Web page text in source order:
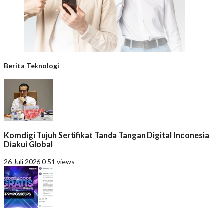
Berita Teknologi
Komdigi Tujuh Sertifikat Tanda Tangan Digital Indonesia
Diakui Global
26 Juli 20260 51 views